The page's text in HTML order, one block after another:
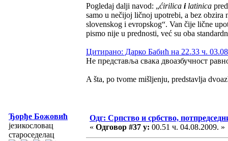
Pogledaj dalji navod: „ćirilica ilatinica
samo u nečijoj ličnoj upotrebi, a bez obzira
slovenskog i evropskog“. Van čije lične
pismo nije u prednosti, već su oba
Цитирано: Дарко Бабић на 22.33 ч.
Не представља свака двоазбучност
A šta, po tvome mišljenju, predstavlja
Ђорђе Божовић
језикословац
староседелац
Одг: Српство и србство,
« Одговор #37 у: 00.51 ч. 04.08.2009. »